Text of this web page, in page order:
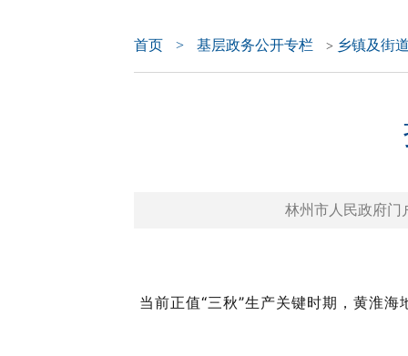
首页 > 基层政务公开专栏 > 乡镇及街
林州市人民政府门
当前正值“三秋”生产关键时期，黄淮